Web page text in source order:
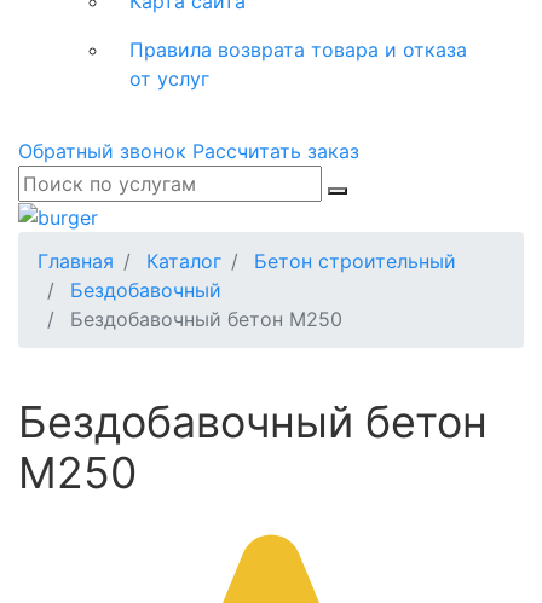
Правила возврата товара и отказа
от услуг
Обратный звонок Рассчитать заказ
Главная Каталог
Бетон строительный
Бездобавочный
Бездобавочный бетон М250
Бездобавочный бетон
М250